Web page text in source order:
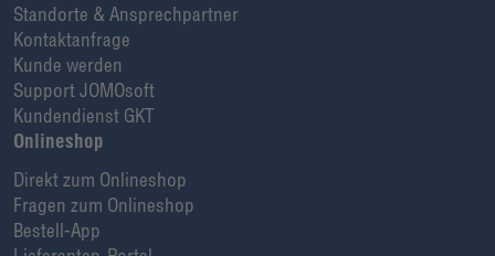
Standorte & Ansprechpartner
Kontaktanfrage
Kunde werden
Support JOMOsoft
Kundendienst GKT
Onlineshop
Direkt zum Onlineshop
Fragen zum Onlineshop
Bestell-App